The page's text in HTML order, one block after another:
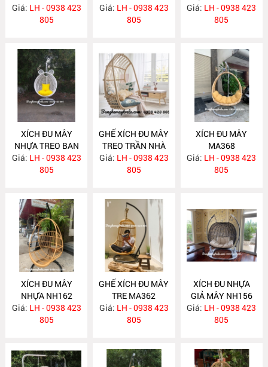
Giá: LH - 0938 423
805
MÂY NHỰA
NH175
Giá: LH - 0938 423
805
TRẦN NHÀ MA406
Giá: LH - 0938 423
805
XÍCH ĐU MÂY
NHỰA TREO BAN
CÔNG NH169
Giá: LH - 0938 423
805
GHẾ XÍCH ĐU MÂY
TREO TRẦN NHÀ
MA376
Giá: LH - 0938 423
805
XÍCH ĐU MÂY
MA368
Giá: LH - 0938 423
805
XÍCH ĐU MÂY
NHỰA NH162
Giá: LH - 0938 423
805
GHẾ XÍCH ĐU MÂY
TRE MA362
Giá: LH - 0938 423
805
XÍCH ĐU NHỰA
GIẢ MÂY NH156
Giá: LH - 0938 423
805